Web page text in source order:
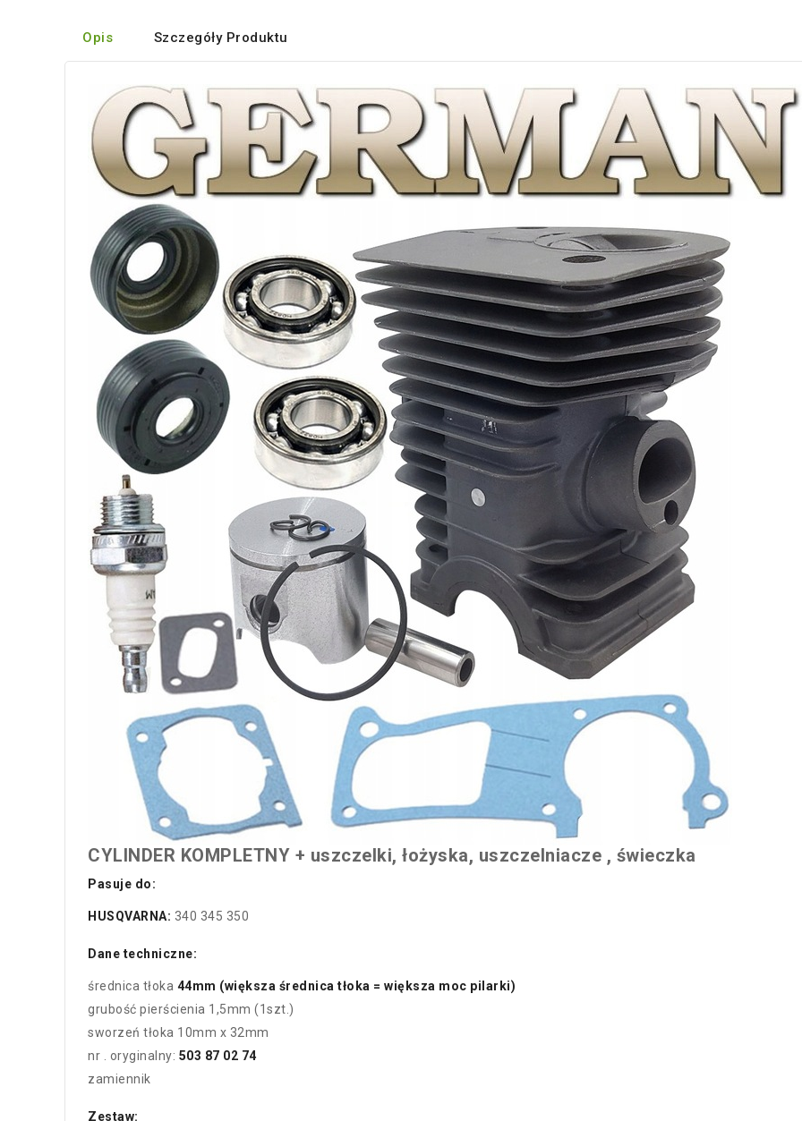
Opis Szczegóły Produktu
CYLINDER KOMPLETNY + uszczelki, łożyska, uszczelniacze , świeczka
Pasuje do:
HUSQVARNA: 340 345 350
Dane techniczne:
średnica tłoka 44mm (większa średnica tłoka = większa moc pilarki)
grubość pierścienia 1,5mm (1szt.)
sworzeń tłoka 10mm x 32mm
nr . oryginalny: 503 87 02 74
zamiennik
Zestaw: